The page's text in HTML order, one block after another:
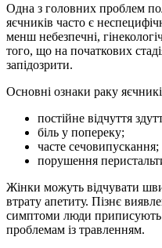
Одна з головних проблем
яєчників часто є
менш небезпечні,
того, що на початкових
запідозрити.
Основні ознаки раку
постійне відчуття
біль у попереку;
часте сечовипускання;
порушення
Жінки можуть відчувати
втрату апетиту. Пізнє
симптоми люди приписують
проблемам із травленням.